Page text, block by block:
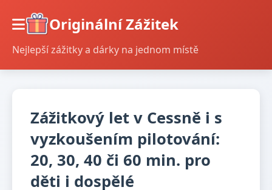
Originální Zážitek
Nejlepší zážitky a dárky na jednom místě
Zážitkový let v Cessně i s
vyzkoušením pilotování:
20, 30, 40 či 60 min. pro
děti i dospělé